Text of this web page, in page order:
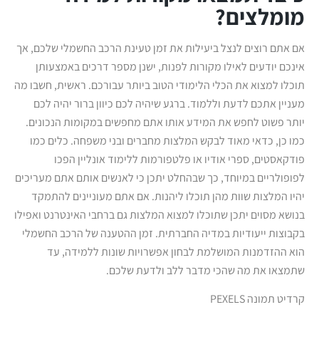
מומלצים?
אם אתם רוצים לנצל ביעילות את זמן טעינת הרכב החשמלי שלכם, אך
אינכם יודעים לאילו מקורות לפנות, ישנן מספר דרכים באמצעותן
תוכלו למצוא את הכלי הלימודי הטוב ביותר עבורכם. ראשית, חשבו מה
מעניין אתכם לדעת וללמוד. ברגע שיהיה לכם כיוון ברור יהיה לכם
יותר פשוט לחפש את המידע אותו אתם מחפשים במקומות הנכונים.
כמו כן, כדאי מאוד לבקש המלצות מחברים ובני משפחה. כלים כמו
פודקאסטים, ספרי אודיו או פלטפורמות ללימוד אונליין הפכו
לפופולריים במיוחד, כך שבהחלט יתכן כי לאנשים אותם אתם מעריכים
יהיו המלצות שוות מהן תוכלו ליהנות. אם אתם מעוניינים להתמקד
בנושא מסוים יתכן שתוכלו למצוא המלצות גם ברחבי האינטרנט ואפילו
בקבוצות ייעודיות במדיה החברתית. זמן ההטענה של הרכב החשמלי
הוא ההזדמנות המושלמת לבחון אפשרויות שונות ללמידה, עד
שתמצאו את מה שהכי מדבר ללב ולדעת שלכם.
קרדיט תמונה PEXELS